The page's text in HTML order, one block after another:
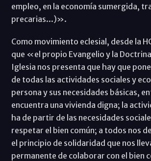
empleo, en la economía sumergida,
precarias...)».
Como movimiento eclesial, desde la
que «el propio Evangelio y la
Iglesia nos presenta que hay que
de todas las actividades sociales y
persona y sus necesidades básicas,
encuentra una vivienda digna; la
ha de partir de las necesidades
respetar el bien común; a todos nos
el principio de solidaridad que nos
permanente de colaborar con el bien